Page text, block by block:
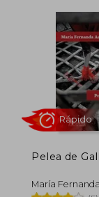
$ 93.39
$ 56.03
Pelea de
María